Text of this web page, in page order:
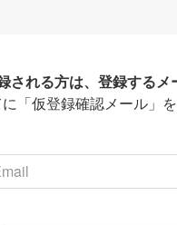
れる方は、登録するメ
「仮登録確認メール」